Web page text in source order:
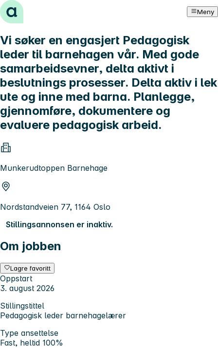
Hopp til innhold Meny
Vi søker en engasjert Pedagogisk
leder til barnehagen vår. Med gode
samarbeidsevner, delta aktivt i
beslutnings prosesser. Delta aktiv i lek
ute og inne med barna. Planlegge,
gjennomføre, dokumentere og
evaluere pedagogisk arbeid.
Munkerudtoppen Barnehage
Nordstandveien 77, 1164 Oslo
Stillingsannonsen er inaktiv.
Om jobben
Lagre favoritt
Oppstart
3. august 2026
Stillingstittel
Pedagogisk leder barnehagelærer
Type ansettelse
Fast, heltid 100%